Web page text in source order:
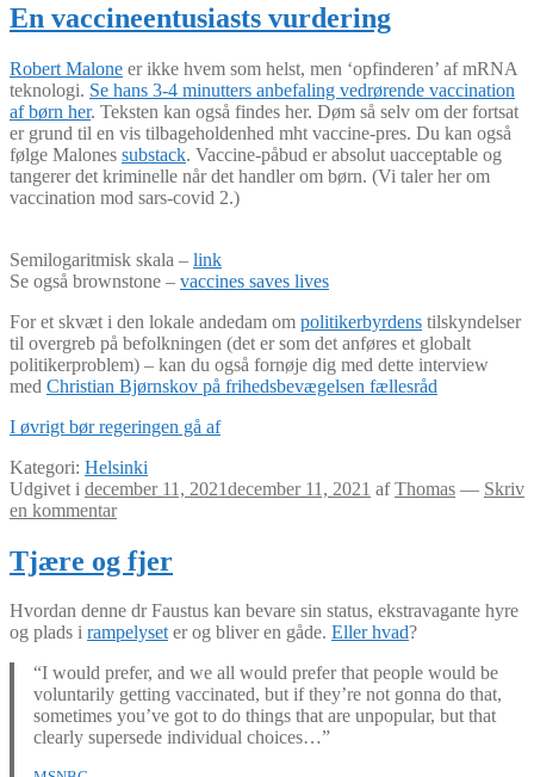
En vaccineentusiasts vurdering
Robert Malone er ikke hvem som helst, men ‘opfinderen’ af mRNA
teknologi. Se hans 3-4 minutters anbefaling vedrørende vaccination
af børn her. Teksten kan også findes her. Døm så selv om der fortsat
er grund til en vis tilbageholdenhed mht vaccine-pres. Du kan også
følge Malones substack. Vaccine-påbud er absolut uacceptable og
tangerer det kriminelle når det handler om børn. (Vi taler her om
vaccination mod sars-covid 2.)
Semilogaritmisk skala – link
Se også brownstone – vaccines saves lives
For et skvæt i den lokale andedam om politikerbyrdens tilskyndelser
til overgreb på befolkningen (det er som det anføres et globalt
politikerproblem) – kan du også fornøje dig med dette interview
med Christian Bjørnskov på frihedsbevægelsen fællesråd
I øvrigt bør regeringen gå af
Kategori: Helsinki
Udgivet i december 11, 2021december 11, 2021 afThomas — Skriv
en kommentar
Tjære og fjer
Hvordan denne dr Faustus kan bevare sin status, ekstravagante hyre
og plads i rampelyseter og bliver en gåde. Eller hvad?
“I would prefer, and we all would prefer that people would be
voluntarily getting vaccinated, but if they’re not gonna do that,
sometimes you’ve got to do things that are unpopular, but that
clearly supersede individual choices…”